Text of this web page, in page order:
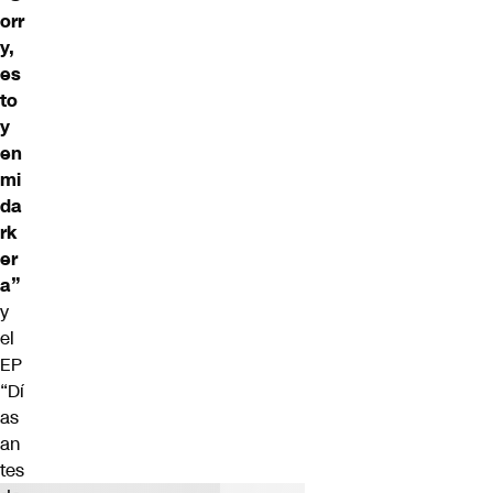
orr
y,
es
to
y
en
mi
da
rk
er
a”
y
el
EP
“Dí
as
an
tes